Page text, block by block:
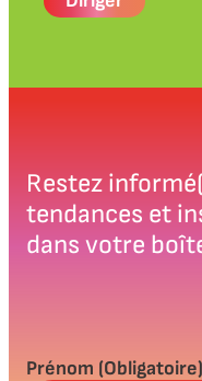
Restez
tendances et
dans votre
Prénom (Obligatoire)